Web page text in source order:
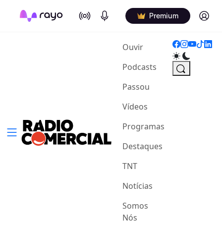
On Air Podcasts Premium Log in
Ouvir(current)
Podcasts
Passou
Vídeos
Programas
Destaques
TNT
Notícias
Somos
Nós